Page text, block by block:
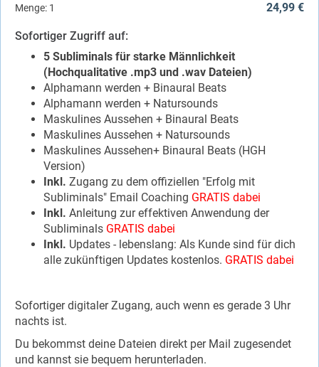
Menge: 1 24,99 €
Sofortiger Zugriff auf:
5 Subliminals für starke Männlichkeit
(Hochqualitative .mp3 und .wav Dateien)
Alphamann werden + Binaural Beats
Alphamann werden + Natursounds
Maskulines Aussehen + Binaural Beats
Maskulines Aussehen + Natursounds
Maskulines Aussehen+ Binaural Beats (HGH
Version)
Inkl. Zugang zu dem offiziellen "Erfolg mit
Subliminals" Email Coaching GRATIS dabei
Inkl. Anleitung zur effektiven Anwendung der
Subliminals GRATIS dabei
Inkl. Updates - lebenslang: Als Kunde sind für dich
alle zukünftigen Updates kostenlos. GRATIS dabei
Sofortiger digitaler Zugang, auch wenn es gerade 3 Uhr
nachts ist.
Du bekommst deine Dateien direkt per Mail zugesendet
und kannst sie bequem herunterladen.